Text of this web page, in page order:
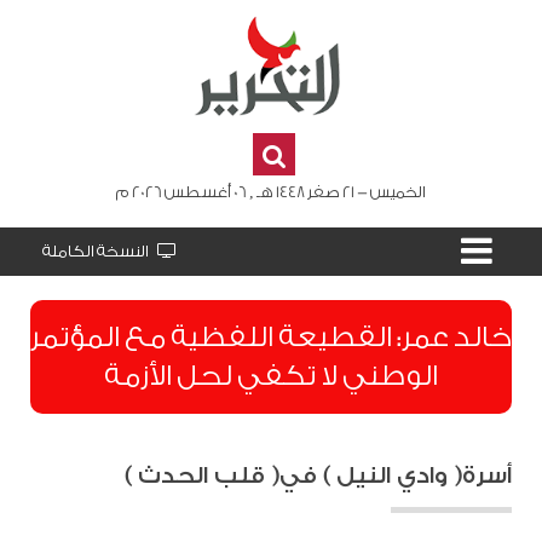
الخميس - 21 صفر 1448 هـ , 06 أغسطس 2026 م
النسخة الكاملة
​خالد عمر: القطيعة اللفظية مع المؤتمر
الوطني لا تكفي لحل الأزمة
أسرة( وادي النيل ) في( قلب الحدث )